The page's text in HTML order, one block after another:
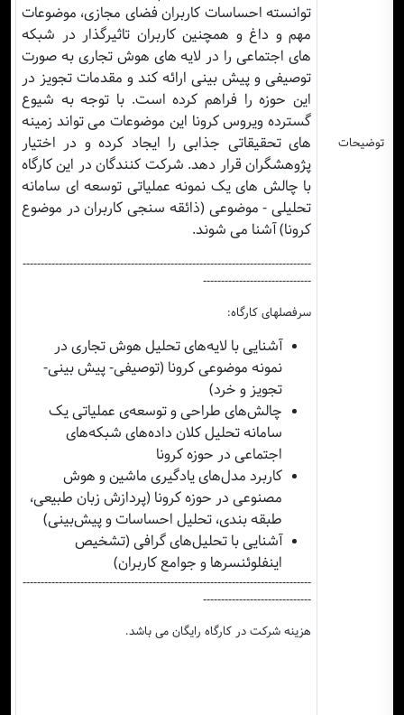
توضیحات
توانسته احساسات کاربران فضای مجازی، موضوعات
مهم و داغ و همچنین کاربران تاثیرگذار در شبکه
های اجتماعی را در لایه های هوش تجاری به صورت
توصیفی و پیش بینی ارائه کند و مقدمات تجویز در
این حوزه را فراهم کرده است. با توجه به شیوع
گسترده ویروس کرونا این موضوعات می تواند زمینه
های تحقیقاتی جذابی را ایجاد کرده و در اختیار
پژوهشگران قرار دهد. شرکت کنندگان در این کارگاه
با چالش های یک نمونه عملیاتی توسعه ای سامانه
تحلیلی - موضوعی (ذائقه سنجی کاربران در موضوع
کرونا) آشنا می شوند.
--------------------------------------------------------------------------------
------------------------------
سرفصلهای کارگاه:
آشنایی با لایه‌های تحلیل هوش تجاری در
نمونه موضوعی کرونا (توصیفی- پیش بینی-
تجویز و خرد)
چالش‌های طراحی و توسعه‌ی عملیاتی یک
سامانه تحلیل کلان داده‌های شبکه‌های
اجتماعی در حوزه کرونا
کاربرد مدل‌های یادگیری ماشین و هوش
مصنوعی در حوزه کرونا (پردازش زبان طبیعی،
طبقه بندی، تحلیل احساسات و پیش‌بینی)
آشنایی با تحلیل‌های گرافی (تشخیص
اینفلوئنسرها و جوامع کاربران)
--------------------------------------------------------------------------------
------------------------------
هزینه شرکت در کارگاه رایگان می باشد.